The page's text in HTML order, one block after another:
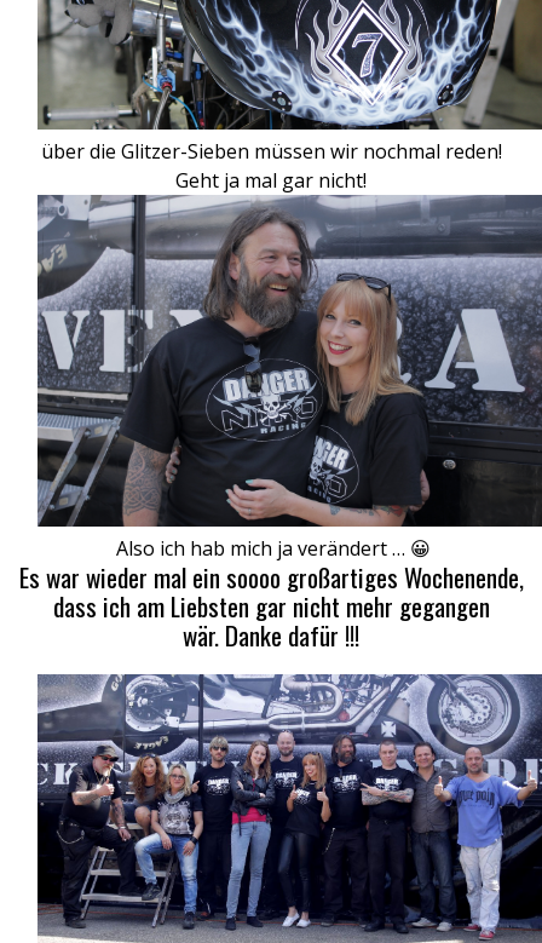
über die Glitzer-Sieben müssen wir nochmal reden!
Geht ja mal gar nicht!
Also ich hab mich ja verändert … 😀
Es war wieder mal ein soooo großartiges Wochenende,
dass ich am Liebsten gar nicht mehr gegangen
wär. Danke dafür !!!